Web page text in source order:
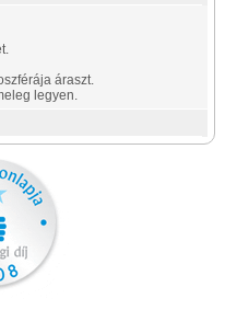
áraszt.
legyen.